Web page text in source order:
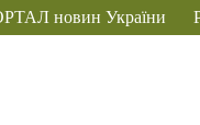
новин України